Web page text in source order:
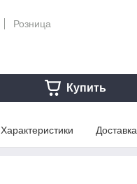
Розница
Купить
Характеристики Доставка